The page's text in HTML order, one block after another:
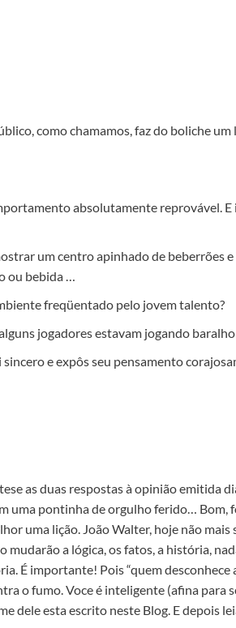
como chamamos, faz do boliche
absolutamente reprovável.
um centro apinhado de beberrões
ou bebida …
freqüentado pelo jovem talento?
jogadores estavam jogando
e expôs seu pensamento
as duas respostas à opinião emitida
uma pontinha de orgulho ferido… Bom,
uma lição. João Walter, hoje não
mudarão a lógica, os fatos, a história,
É importante! Pois “quem
o fumo. Voce é inteligente (afina para
dele esta escrito neste Blog. E depois